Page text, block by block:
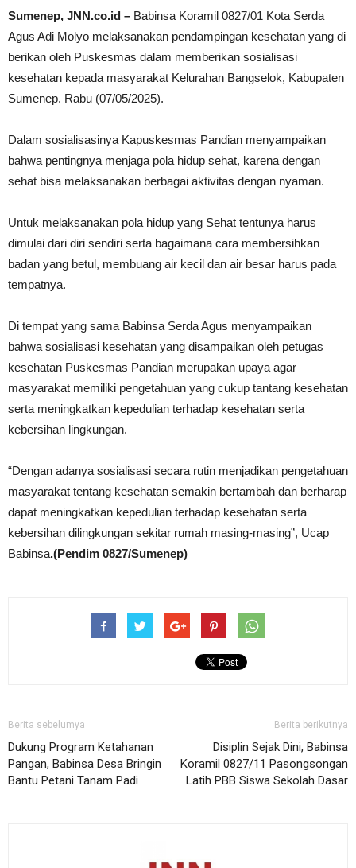
Sumenep, JNN.co.id – Babinsa Koramil 0827/01 Kota Serda
Agus Adi Molyo melaksanakan pendampingan kesehatan yang di
berikan oleh Puskesmas dalam memberikan sosialisasi
kesehatan kepada masyarakat Kelurahan Bangselok, Kabupaten
Sumenep. Rabu (07/05/2025).
Dalam sosialisasinya Kapuskesmas Pandian menyampaikan
bahwa pentingnya menjaga pola hidup sehat, karena dengan
sehat bisa melaksanakan berbagai aktivitas dengan nyaman.
Untuk melaksanakan pola hidup yang Sehat tentunya harus
dimulai dari diri sendiri serta bagaimana cara membersihkan
badan yang betul, membuang air kecil dan air besar harus pada
tempatnya.
Di tempat yang sama Babinsa Serda Agus menyampaikan
bahwa sosialisasi kesehatan yang disampaikan oleh petugas
kesehatan Puskesmas Pandian merupakan upaya agar
masyarakat memiliki pengetahuan yang cukup tantang kesehatan
serta meningkatkan kepedulian terhadap kesehatan serta
kebersihan lingkungan.
“Dengan adanya sosialisasi secara rutin menjadikan pengetahuan
masyarakat tentang kesehatan semakin bertambah dan berharap
dapat meningkatkan kepedulian terhadap kesehatan serta
kebersihan dilingkungan sekitar rumah masing-masing”, Ucap
Babinsa.(Pendim 0827/Sumenep)
Berita sebelumya
Dukung Program Ketahanan
Pangan, Babinsa Desa Bringin
Bantu Petani Tanam Padi
Berita berikutnya
Disiplin Sejak Dini, Babinsa
Koramil 0827/11 Pasongsongan
Latih PBB Siswa Sekolah Dasar